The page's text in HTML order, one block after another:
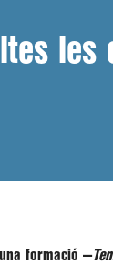
les
formació —